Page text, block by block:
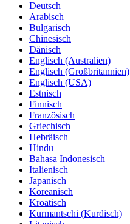
Deutsch
Arabisch
Bulgarisch
Chinesisch
Dänisch
Englisch (Australien)
Englisch (Großbritannien)
Englisch (USA)
Estnisch
Finnisch
Französisch
Griechisch
Hebräisch
Hindu
Bahasa Indonesisch
Italienisch
Japanisch
Koreanisch
Kroatisch
Kurmantschi (Kurdisch)